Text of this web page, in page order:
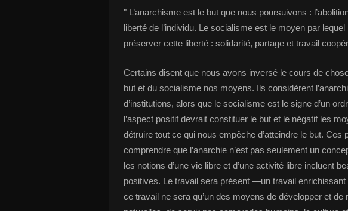
" L’anarchisme est le but que nous poursuivons :
liberté de l’individu. Le socialisme est le moyen par
préserver cette liberté : solidarité, partage et travail
Certains disent que nous avons inversé le cours de
but et du socialisme nos moyens. Ils considèrent
d’institutions, alors que le socialisme est le signe d’un
l’aspect positif devrait constituer le but et le négatif les
détruire tout ce qui nous empêche d’atteindre le but. Ces
comprendre que l’anarchie n’est pas seulement un
les notions d’une vie libre et d’une activité libre incluent
positives. Le travail sera présent —un travail enrichissant
ce travail ne sera qu’un des moyens de développer et